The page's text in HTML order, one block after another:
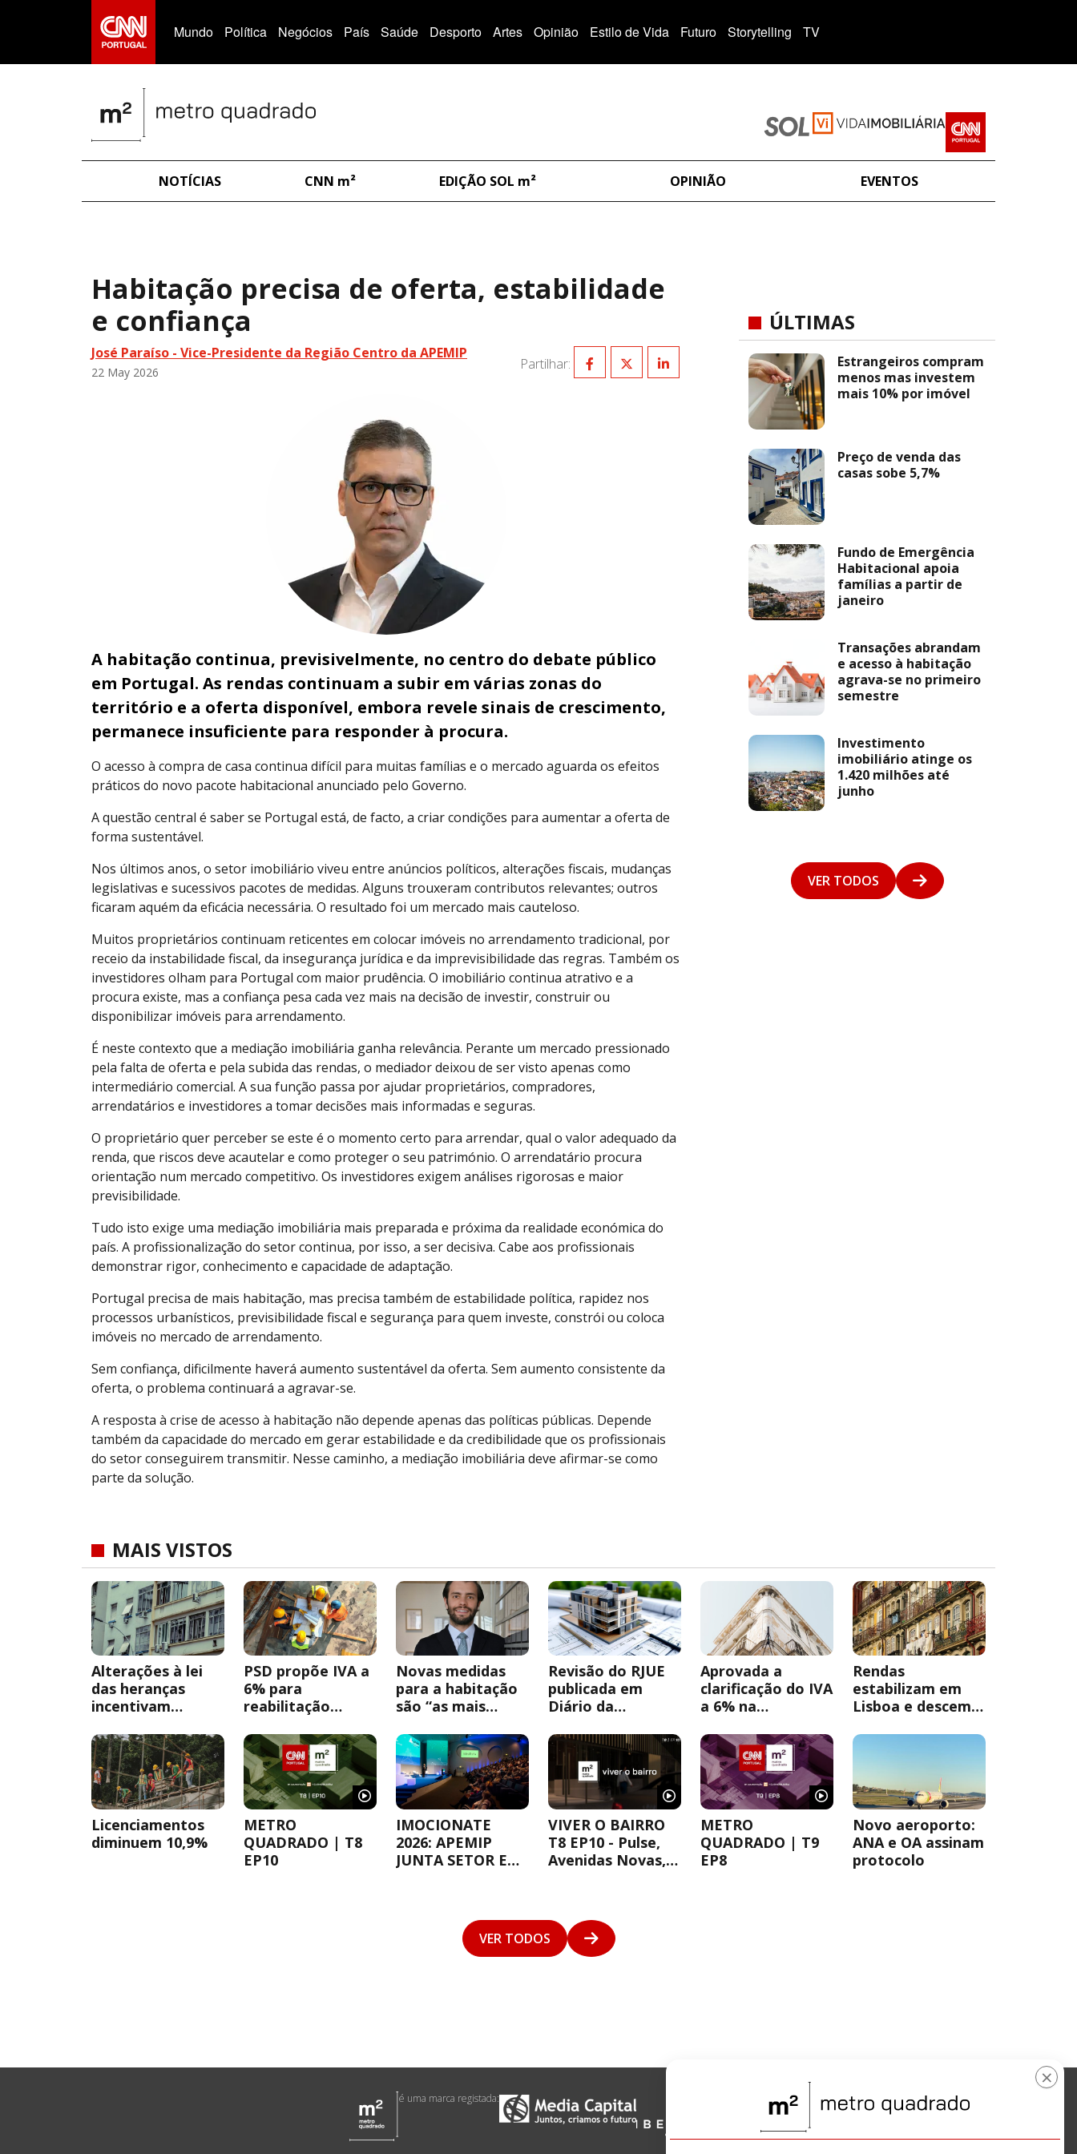
Mundo Política Negócios País Saúde Desporto Artes Opinião Estilo de Vida Futuro Storytelling TV
NOTÍCIAS CNN m² EDIÇÃO SOL m² OPINIÃO EVENTOS
Habitação precisa de oferta, estabilidade
e confiança
José Paraíso - Vice-Presidente da Região Centro da APEMIP
22 May 2026 Partilhar:
A habitação continua, previsivelmente, no centro do debate público
em Portugal. As rendas continuam a subir em várias zonas do
território e a oferta disponível, embora revele sinais de crescimento,
permanece insuficiente para responder à procura.
O acesso à compra de casa continua difícil para muitas famílias e o mercado aguarda os efeitos
práticos do novo pacote habitacional anunciado pelo Governo.
A questão central é saber se Portugal está, de facto, a criar condições para aumentar a oferta de
forma sustentável.
Nos últimos anos, o setor imobiliário viveu entre anúncios políticos, alterações fiscais, mudanças
legislativas e sucessivos pacotes de medidas. Alguns trouxeram contributos relevantes; outros
ficaram aquém da eficácia necessária. O resultado foi um mercado mais cauteloso.
Muitos proprietários continuam reticentes em colocar imóveis no arrendamento tradicional, por
receio da instabilidade fiscal, da insegurança jurídica e da imprevisibilidade das regras. Também os
investidores olham para Portugal com maior prudência. O imobiliário continua atrativo e a
procura existe, mas a confiança pesa cada vez mais na decisão de investir, construir ou
disponibilizar imóveis para arrendamento.
É neste contexto que a mediação imobiliária ganha relevância. Perante um mercado pressionado
pela falta de oferta e pela subida das rendas, o mediador deixou de ser visto apenas como
intermediário comercial. A sua função passa por ajudar proprietários, compradores,
arrendatários e investidores a tomar decisões mais informadas e seguras.
O proprietário quer perceber se este é o momento certo para arrendar, qual o valor adequado da
renda, que riscos deve acautelar e como proteger o seu património. O arrendatário procura
orientação num mercado competitivo. Os investidores exigem análises rigorosas e maior
previsibilidade.
Tudo isto exige uma mediação imobiliária mais preparada e próxima da realidade económica do
país. A profissionalização do setor continua, por isso, a ser decisiva. Cabe aos profissionais
demonstrar rigor, conhecimento e capacidade de adaptação.
Portugal precisa de mais habitação, mas precisa também de estabilidade política, rapidez nos
processos urbanísticos, previsibilidade fiscal e segurança para quem investe, constrói ou coloca
imóveis no mercado de arrendamento.
Sem confiança, dificilmente haverá aumento sustentável da oferta. Sem aumento consistente da
oferta, o problema continuará a agravar-se.
A resposta à crise de acesso à habitação não depende apenas das políticas públicas. Depende
também da capacidade do mercado em gerar estabilidade e da credibilidade que os profissionais
do setor conseguirem transmitir. Nesse caminho, a mediação imobiliária deve afirmar-se como
parte da solução.
ÚLTIMAS
Estrangeiros compram
menos mas investem
mais 10% por imóvel
Preço de venda das
casas sobe 5,7%
Fundo de Emergência
Habitacional apoia
famílias a partir de
janeiro
Transações abrandam
e acesso à habitação
agrava-se no primeiro
semestre
Investimento
imobiliário atinge os
1.420 milhões até
junho
VER TODOS
MAIS VISTOS
Alterações à lei
das heranças
incentivam
herdeiros
PSD propõe IVA a
6% para
reabilitação
obrigatória
Novas medidas
para a habitação
são “as mais
últimos anos”
Revisão do RJUE
publicada em
Diário da
Aprovada a
clarificação do IVA
a 6% na
urbana
Rendas
estabilizam em
Lisboa e descem
Licenciamentos
diminuem 10,9%
METRO
QUADRADO | T8
EP10
IMOCIONATE
2026: APEMIP
JUNTA SETOR E
VIVER O BAIRRO
T8 EP10 - Pulse,
Avenidas Novas,
METRO
QUADRADO | T9
EP8
Novo aeroporto:
ANA e OA assinam
protocolo
VER TODOS
é uma marca registada:
×